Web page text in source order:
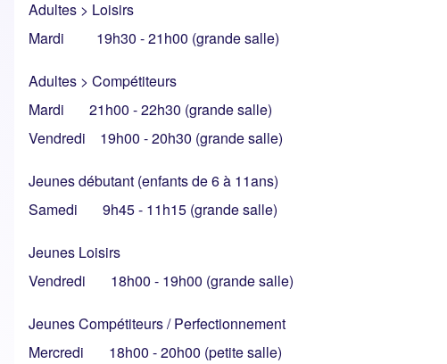
Adultes > Loisirs
Mardi 19h30 - 21h00 (grande salle)
Adultes > Compétiteurs
Mardi 21h00 - 22h30 (grande salle)
Vendredi 19h00 - 20h30 (grande salle)
Jeunes débutant (enfants de 6 à 11ans)
Samedi 9h45 - 11h15 (grande salle)
Jeunes Loisirs
Vendredi 18h00 - 19h00 (grande salle)
Jeunes Compétiteurs / Perfectionnement
Mercredi 18h00 - 20h00 (petite salle)